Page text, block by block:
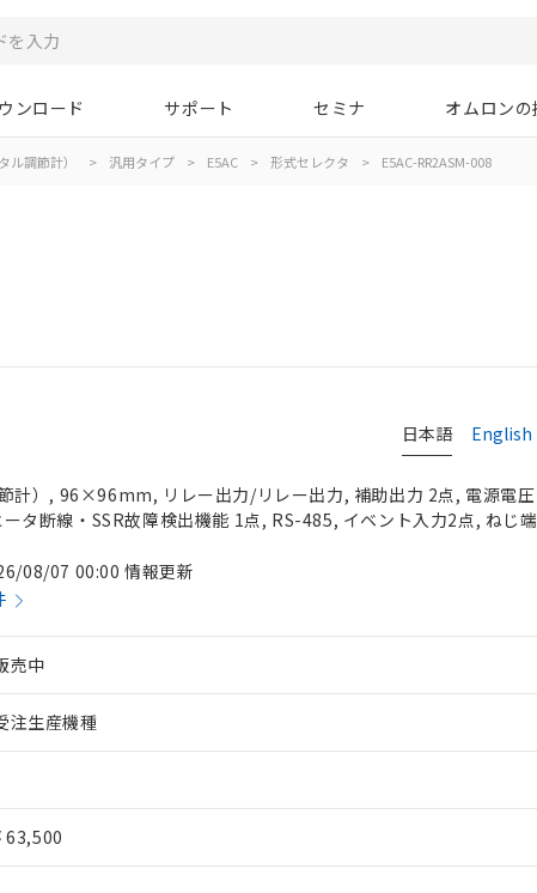
ンロード サポート セミナ オムロン
ル調節計） > 汎用タイプ > E5AC > 形式セレクタ > E5AC-RR2ASM-008
日本語 English
計）, 96×96mm, リレー出力/リレー出力, 補助出力 2点, 電源電
タ断線・SSR故障検出機能 1点, RS-485, イベント入力2点, ねじ
08/07 00:00 情報更新
売中
注生産機種
63,500